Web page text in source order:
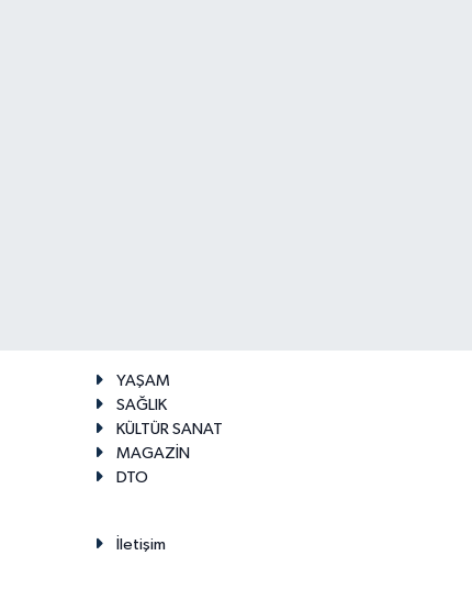
YAŞAM
SAĞLIK
KÜLTÜR SANAT
MAGAZİN
DTO
İletişim